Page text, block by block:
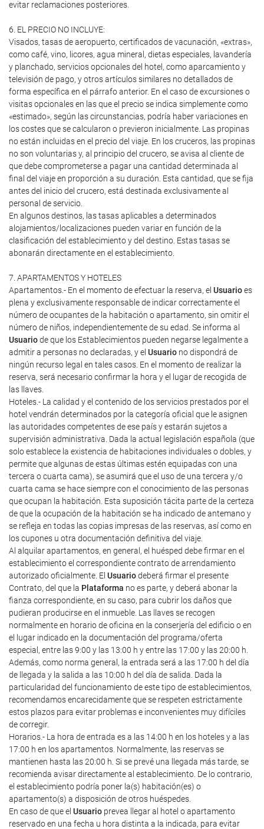
evitar reclamaciones posteriores.
6. EL PRECIO NO INCLUYE:
Visados, tasas de aeropuerto, certificados de vacunación, «extras»,
como café, vino, licores, agua mineral, dietas especiales, lavandería
y planchado, servicios opcionales del hotel, como aparcamiento y
televisión de pago, y otros artículos similares no detallados de
forma específica en el párrafo anterior. En el caso de excursiones o
visitas opcionales en las que el precio se indica simplemente como
«estimado», según las circunstancias, podría haber variaciones en
los costes que se calcularon o previeron inicialmente. Las propinas
no están incluidas en el precio del viaje. En los cruceros, las propinas
no son voluntarias y, al principio del crucero, se avisa al cliente de
que debe comprometerse a pagar una cantidad determinada al
final del viaje en proporción a su duración. Esta cantidad, que se fija
antes del inicio del crucero, está destinada exclusivamente al
personal de servicio.
En algunos destinos, las tasas aplicables a determinados
alojamientos/localizaciones pueden variar en función de la
clasificación del establecimiento y del destino. Estas tasas se
abonarán directamente en el establecimiento.
7. APARTAMENTOS Y HOTELES
Apartamentos.- En el momento de efectuar la reserva, el Usuarioes
plena y exclusivamente responsable de indicar correctamente el
número de ocupantes de la habitación o apartamento, sin omitir el
número de niños, independientemente de su edad. Se informa al
Usuariode que los Establecimientos pueden negarse legalmente a
admitir a personas no declaradas, y el Usuario no dispondrá de
ningún recurso legal en tales casos. En el momento de realizar la
reserva, será necesario confirmar la hora y el lugar de recogida de
las llaves.
Hoteles.- La calidad y el contenido de los servicios prestados por el
hotel vendrán determinados por la categoría oficial que le asignen
las autoridades competentes de ese país y estarán sujetos a
supervisión administrativa. Dada la actual legislación española (que
solo establece la existencia de habitaciones individuales o dobles, y
permite que algunas de estas últimas estén equipadas con una
tercera o cuarta cama), se asumirá que el uso de una tercera y/o
cuarta cama se hace siempre con el conocimiento de las personas
que ocupan la habitación. Esta suposición tácita parte de la certeza
de que la ocupación de la habitación se ha indicado de antemano y
se refleja en todas las copias impresas de las reservas, así como en
los cupones u otra documentación definitiva del viaje.
Al alquilar apartamentos, en general, el huésped debe firmar en el
establecimiento el correspondiente contrato de arrendamiento
autorizado oficialmente. El Usuariodeberá firmar el presente
Contrato, del que la Plataforma no es parte, y deberá abonar la
fianza correspondiente, en su caso, para cubrir los daños que
pudieran producirse en el inmueble. Las llaves se recogen
normalmente en horario de oficina en la conserjería del edificio o en
el lugar indicado en la documentación del programa/oferta
especial, entre las 9:00 y las 13:00 h y entre las 17:00 y las 20:00 h.
Además, como norma general, la entrada será a las 17:00 h del día
de llegada y la salida a las 10:00 h del día de salida. Dada la
particularidad del funcionamiento de este tipo de establecimientos,
recomendamos encarecidamente que se respeten estrictamente
estos plazos para evitar problemas e inconvenientes muy difíciles
de corregir.
Horarios.- La hora de entrada es a las 14:00 h en los hoteles y a las
17:00 h en los apartamentos. Normalmente, las reservas se
mantienen hasta las 20:00 h. Si se prevé una llegada más tarde, se
recomienda avisar directamente al establecimiento. De lo contrario,
el establecimiento podría poner la(s) habitación(es) o
apartamento(s) a disposición de otros huéspedes.
En caso de que el Usuario prevea llegar al hotel o apartamento
reservado en una fecha u hora distinta a la indicada, para evitar